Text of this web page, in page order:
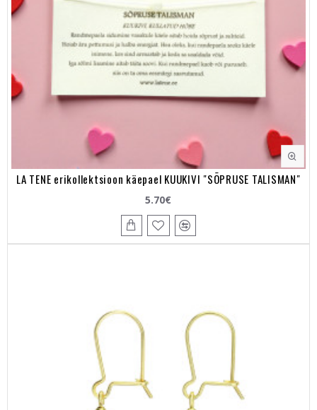
LA TENE erikollektsioon käepael KUUKIVI "SÕPRUSE TALISMAN"
5.70€